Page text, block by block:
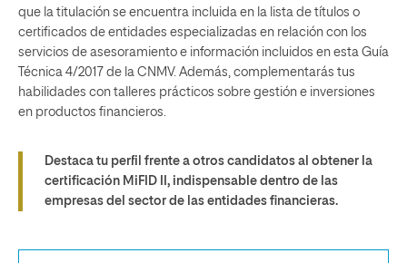
que la titulación se encuentra incluida en la lista de títulos o
certificados de entidades especializadas en relación con los
servicios de asesoramiento e información incluidos en esta Guía
Técnica 4/2017 de la CNMV. Además, complementarás tus
habilidades con talleres prácticos sobre gestión e inversiones
en productos financieros.
Destaca tu perfil frente a otros candidatos al obtener la
certificación MiFID II, indispensable dentro de las
empresas del sector de las entidades financieras.